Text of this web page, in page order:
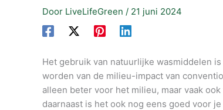
Door LiveLifeGreen / 21 juni 2024
Het gebruik van natuurlijke wasmiddelen
worden van de milieu-impact van
alleen beter voor het milieu, maar vaak
daarnaast is het ook nog eens goed voor je